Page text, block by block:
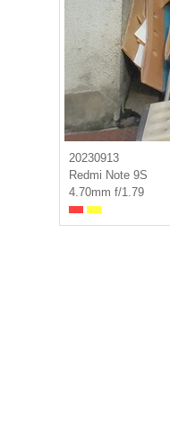
20230913
Redmi Note 9S
4.70mm f/1.79